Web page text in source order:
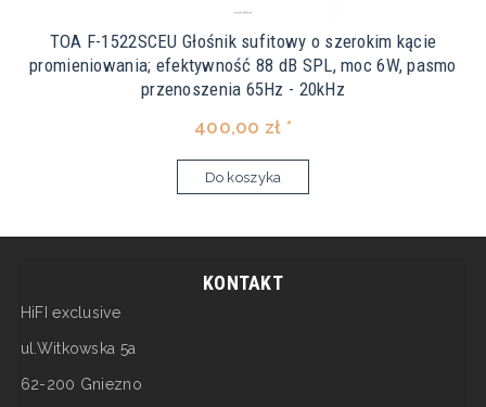
TOA F-1522SCEU Głośnik sufitowy o szerokim kącie
promieniowania; efektywność 88 dB SPL, moc 6W, pasmo
przenoszenia 65Hz - 20kHz
400,00 zł *
Do koszyka
KONTAKT
HiFI exclusive
ul.Witkowska 5a
62-200 Gniezno